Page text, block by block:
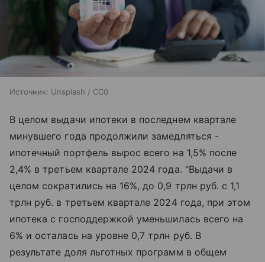
Источник: Unsplash / CC0
В целом выдачи ипотеки в последнем квартале
минувшего года продолжили замедляться -
ипотечный портфель вырос всего на 1,5% после
2,4% в третьем квартале 2024 года. "Выдачи в
целом сократились на 16%, до 0,9 трлн руб. с 1,1
трлн руб. в третьем квартале 2024 года, при этом
ипотека с господдержкой уменьшилась всего на
6% и осталась на уровне 0,7 трлн руб. В
результате доля льготных программ в общем